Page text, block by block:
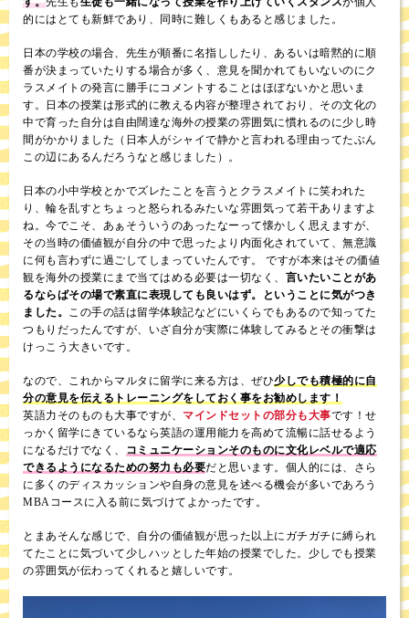
的にはとても新鮮であり、同時に難しくもあると感じました。
日本の学校の場合、先生が順番に名指ししたり、あるいは暗黙的に順
番が決まっていたりする場合が多く、意見を聞かれてもいないのにク
ラスメイトの発言に勝手にコメントすることはほぼないかと思いま
す。日本の授業は形式的に教える内容が整理されており、その文化の
中で育った自分は自由闊達な海外の授業の雰囲気に慣れるのに少し時
間がかかりました（日本人がシャイで静かと言われる理由ってたぶん
この辺にあるんだろうなと感じました）。
日本の小中学校とかでズレたことを言うとクラスメイトに笑われた
り、輪を乱すとちょっと怒られるみたいな雰囲気って若干ありますよ
ね。今でこそ、あぁそういうのあったなーって懐かしく思えますが、
その当時の価値観が自分の中で思ったより内面化されていて、無意識
に何も言わずに過ごしてしまっていたんです。 ですが本来はその価値
観を海外の授業にまで当てはめる必要は一切なく、 言いたいことがあ
るならばその場で素直に表現しても良いはず。ということに気がつき
ました。
この手の話は留学体験記などにいくらでもあるので知ってた
つもりだったんですが、いざ自分が実際に体験してみるとその衝撃は
けっこう大きいです。
なので、これからマルタに留学に来る方は、ぜひ少しでも積極的に自
分の意見を伝えるトレーニングをしておく事をお勧めします！
英語力そのものも大事ですが、 マインドセットの部分も大事です！せ
っかく留学にきているなら英語の運用能力を高めて流暢に話せるよう
になるだけでなく、
コミュニケーションそのものに文化レベルで適応
できるようになるための努力も必要だと思います。個人的には、さら
に多くのディスカッションや自身の意見を述べる機会が多いであろう
MBAコースに入る前に気づけてよかったです。
とまあそんな感じで、自分の価値観が思った以上にガチガチに縛られ
てたことに気づいて少しハッとした年始の授業でした。少しでも授業
の雰囲気が伝わってくれると嬉しいです。